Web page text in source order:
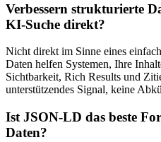
Verbessern strukturierte
KI‑Suche direkt?
Nicht direkt im Sinne eines
Daten helfen Systemen, Ihre
Sichtbarkeit, Rich Results und
unterstützendes Signal, keine
Ist JSON‑LD das beste
Daten?